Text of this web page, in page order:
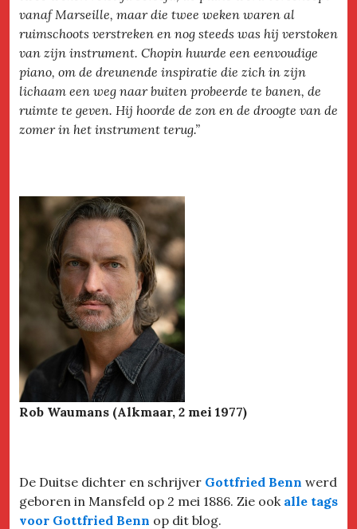
vanaf Marseille, maar die twee weken waren al
ruimschoots verstreken en nog steeds was hij verstoken
van zijn instrument. Chopin huurde een eenvoudige
piano, om de dreunende inspiratie die zich in zijn
lichaam een weg naar buiten probeerde te banen, de
ruimte te geven. Hij hoorde de zon en de droogte van de
zomer in het instrument terug.”
Rob Waumans (Alkmaar, 2 mei 1977)
De Duitse dichter en schrijver Gottfried Benn werd
geboren in Mansfeld op 2 mei 1886. Zie ook alle tags
voor Gottfried Benn op dit blog.